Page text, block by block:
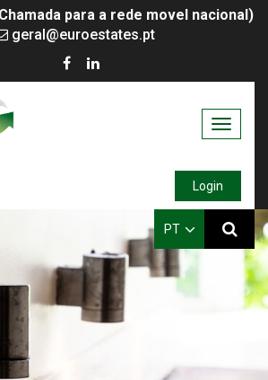
para a rede movel nacional)
geral@euroestates.pt
Toggle
Login
PT